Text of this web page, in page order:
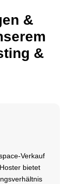
&
&
Verkauf
bietet